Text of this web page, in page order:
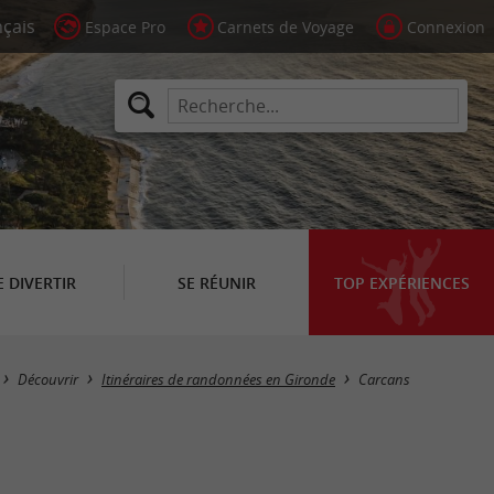
Espace Pro Carnets de Voyage Connexion
DIVERTIR SE RÉUNIR TOP EXPÉRIENCES
Masquer la carte
Découvrir Itinéraires de randonnées en Gironde Carcans